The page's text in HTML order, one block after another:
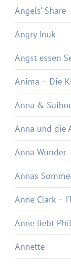
Angels‘
Angry Inuk
Angst essen
Anima – Die
Anna &
Anna und die
Anna Wunder
Annas
Anne Clark –
Anne liebt
Annette